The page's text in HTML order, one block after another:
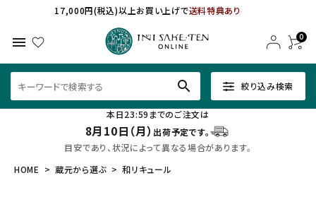
17,000円(税込)以上お買い上げで送料特典あり
menu 0
絞り込み検索
search
本日23:59までのご注文は
8月10日（月） 出荷予定です。
目安であり、状況によって異なる場合があります。
HOME
蔵元から選ぶ 和リキュール